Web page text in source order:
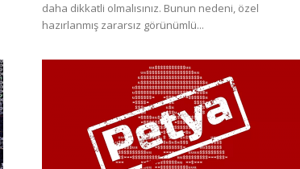
daha dikkatli olmalısınız. Bunun nedeni, özel
hazırlanmış zararsız görünümlü...